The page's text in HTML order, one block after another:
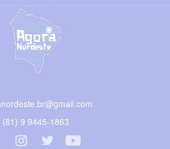
(81) 9 9445-1863